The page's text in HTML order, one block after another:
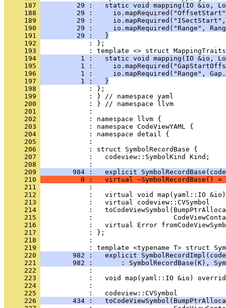
     187
29 :   static void mapping(IO &io,
     188
29 :
     189
29 :
     190
29 :     io.mapRequired("Range",
     191
         29 :   }
     192
            : };
     193
     194
1 :   static void mapping(IO &io,
     195
1 :
     196
1 :     io.mapRequired("Range",
     197
          1 :   }
     198
     199
     200
     201
     202
     203
     204
     205
     206
     207
     208
            :
     209
984 :   explicit
     210
0 :   virtual ~SymbolRecordBase() =
     211
     212
     213
     214
     215
     216
     217
     218
     219
     220
982 :   explicit
     221
982 :       : SymbolRecordBase(K),
     222
     223
     224
            :
     225
     226
434 :